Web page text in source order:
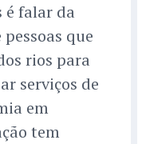
é falar da
que
rios para
serviços de
em
tem